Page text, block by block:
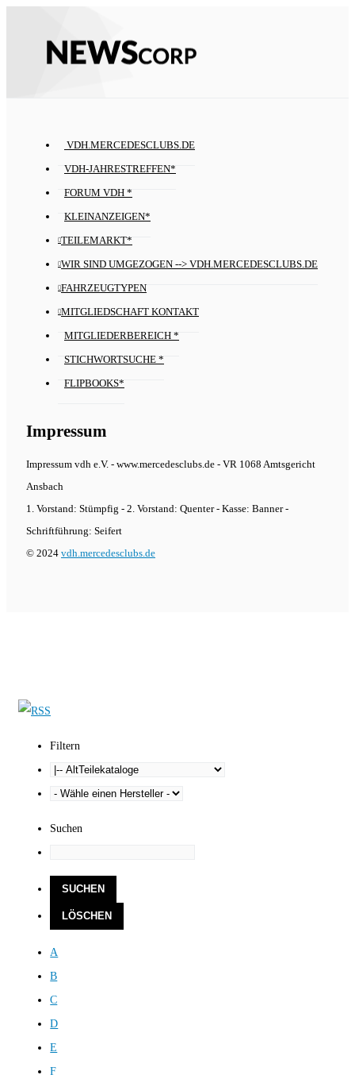
VDH.MERCEDESCLUBS.DE
VDH-JAHRESTREFFEN*
FORUM VDH *
KLEINANZEIGEN*
TEILEMARKT*
WIR SIND UMGEZOGEN --> VDH.MERCEDESCLUBS.DE
FAHRZEUGTYPEN
MITGLIEDSCHAFT KONTAKT
MITGLIEDERBEREICH *
STICHWORTSUCHE *
FLIPBOOKS*
Impressum
Impressum vdh e.V. - www.mercedesclubs.de - VR 1068 Amtsgericht
Ansbach
1. Vorstand: Stümpfig - 2. Vorstand: Quenter - Kasse: Banner -
Schriftführung: Seifert
© 2024 vdh.mercedesclubs.de
Filtern
Suchen
A
B
C
D
E
F